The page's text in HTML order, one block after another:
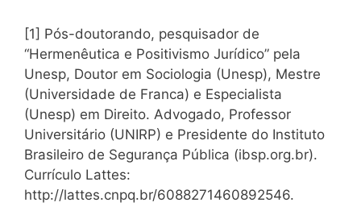
[1] Pós-doutorando, pesquisador de
“Hermenêutica e Positivismo Jurídico” pela
Unesp, Doutor em Sociologia (Unesp), Mestre
(Universidade de Franca) e Especialista
(Unesp) em Direito. Advogado, Professor
Universitário (UNIRP) e Presidente do Instituto
Brasileiro de Segurança Pública (ibsp.org.br).
Currículo Lattes:
http://lattes.cnpq.br/6088271460892546.